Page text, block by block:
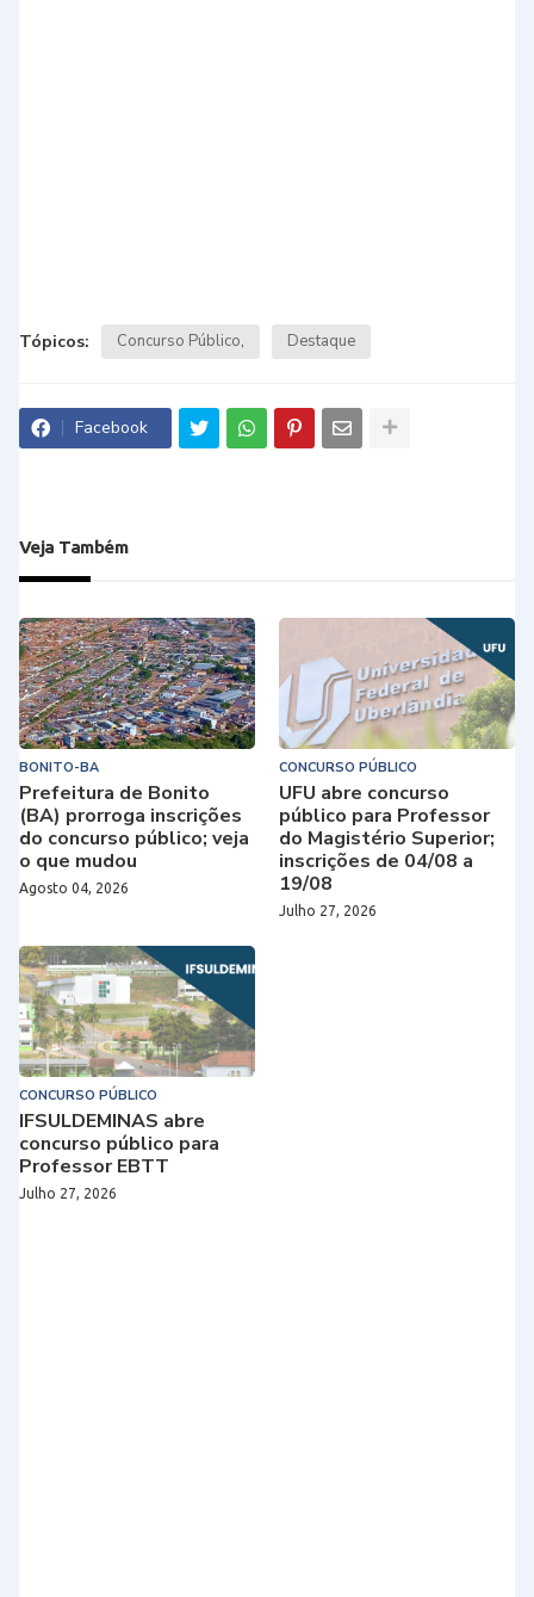
Tópicos: Concurso Público Destaque
Facebook
Veja Também
BONITO-BA
Prefeitura de Bonito
(BA) prorroga inscrições
do concurso público; veja
o que mudou
Agosto 04, 2026
CONCURSO PÚBLICO
UFU abre concurso
público para Professor
do Magistério Superior;
inscrições de 04/08 a
19/08
Julho 27, 2026
CONCURSO PÚBLICO
IFSULDEMINAS abre
concurso público para
Professor EBTT
Julho 27, 2026